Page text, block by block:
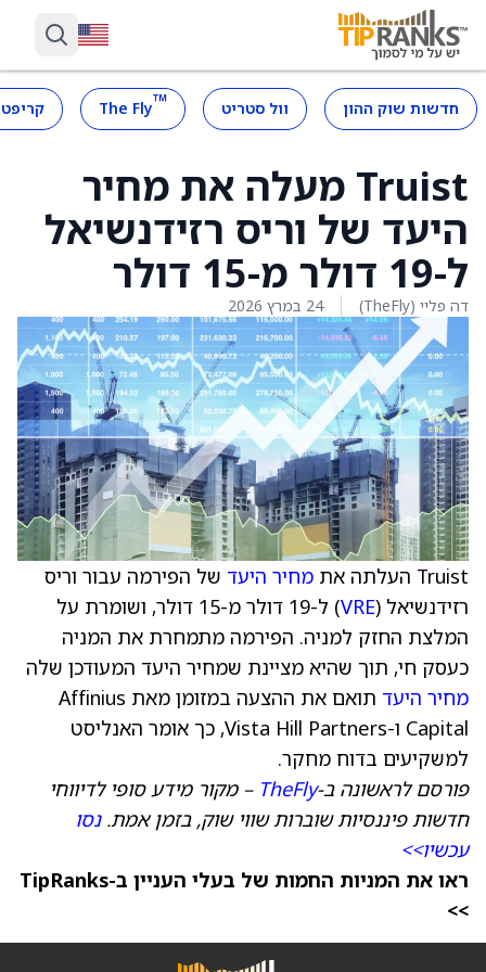
חדשות שוק ההון וול סטריט ™
The Fly
Truist מעלה את מחיר
היעד של וריס רזידנשיאל
ל-19 דולר מ-15 דולר
דה פליי (TheFly) 24 במרץ 2026
Truist העלתה את מחיר היעד של הפירמה עבור וריס
רזידנשיאל (VRE
) ל-19 דולר מ-15 דולר, ושומרת על
המלצת החזק למניה. הפירמה מתמחרת את המניה
כעסק חי, תוך שהיא מציינת שמחיר היעד המעודכן שלה
מחיר היעד
תואם את ההצעה במזומן מאת Affinius
Capital ו-Vista Hill Partners, כך אומר האנליסט
למשקיעים בדוח מחקר.
פורסם לראשונה ב-TheFly – מקור מידע סופי לדיווחי
חדשות פיננסיות שוברות שווי שוק, בזמן אמת.נסו
עכשיו>>
ראו את המניות החמות של בעלי העניין ב-TipRanks
>>